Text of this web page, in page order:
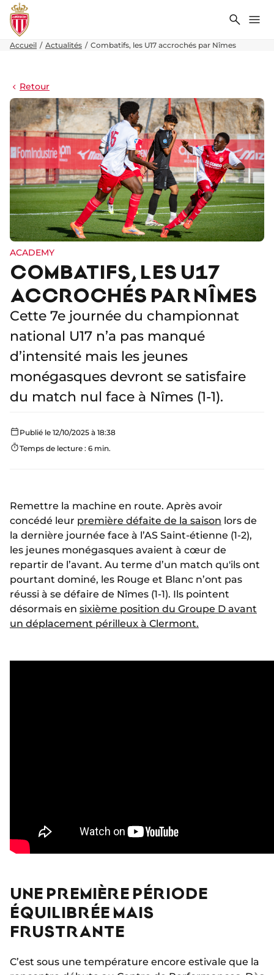
Accueil Actualités Combatifs, les U17 accrochés par Nîmes
Retour
ACADEMY
COMBATIFS, LES U17
ACCROCHÉS PAR NÎMES
Cette 7e journée du championnat
national U17 n’a pas manqué
d’intensité mais les jeunes
monégasques devront se satisfaire
du match nul face à Nîmes (1-1).
Publié le 12/10/2025 à 18:38
Temps de lecture : 6 min.
Remettre la machine en route. Après avoir
concédé leur première défaite de la saison lors de
la dernière journée face à l’AS Saint-étienne (1-2),
les jeunes monégasques avaient à cœur de
repartir de l’avant. Au terme d’un match qu'ils ont
pourtant dominé, les Rouge et Blanc n’ont pas
réussi à se défaire de Nîmes (1-1). Ils pointent
désormais en sixième position du Groupe D avant
un déplacement périlleux à Clermont.
UNE PREMIÈRE PÉRIODE
ÉQUILIBRÉE MAIS
FRUSTRANTE
C’est sous une température encore estivale que la